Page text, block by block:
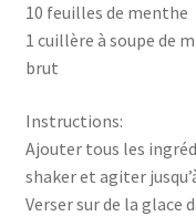
10 feuilles de menthe
1 cuillère à soupe de
brut
Instructions:
Ajouter tous les
shaker et agiter
Verser sur de la glace